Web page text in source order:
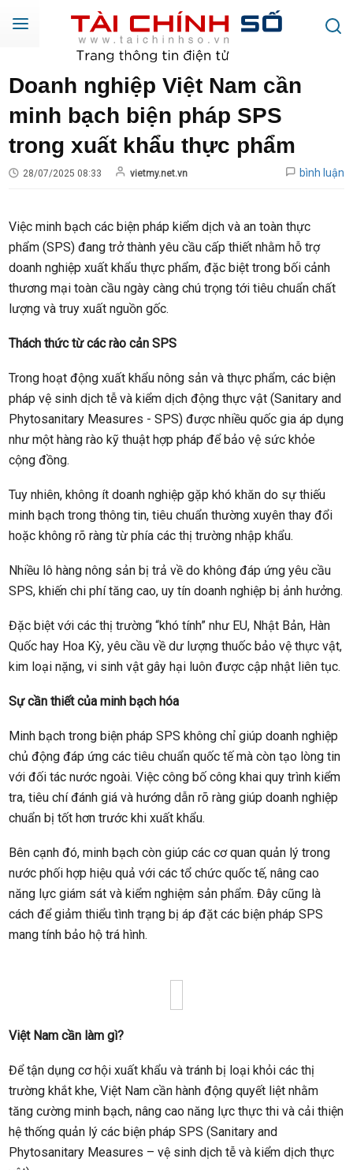
Doanh nghiệp Việt Nam cần
minh bạch biện pháp SPS
trong xuất khẩu thực phẩm
28/07/2025 08:33 vietmy.net.vn bình luận
Việc minh bạch các biện pháp kiểm dịch và an toàn thực
phẩm (SPS) đang trở thành yêu cầu cấp thiết nhằm hỗ trợ
doanh nghiệp xuất khẩu thực phẩm, đặc biệt trong bối cảnh
thương mại toàn cầu ngày càng chú trọng tới tiêu chuẩn chất
lượng và truy xuất nguồn gốc.
Thách thức từ các rào cản SPS
Trong hoạt động xuất khẩu nông sản và thực phẩm, các biện
pháp vệ sinh dịch tễ và kiểm dịch động thực vật (Sanitary and
Phytosanitary Measures - SPS) được nhiều quốc gia áp dụng
như một hàng rào kỹ thuật hợp pháp để bảo vệ sức khỏe
cộng đồng.
Tuy nhiên, không ít doanh nghiệp gặp khó khăn do sự thiếu
minh bạch trong thông tin, tiêu chuẩn thường xuyên thay đổi
hoặc không rõ ràng từ phía các thị trường nhập khẩu.
Nhiều lô hàng nông sản bị trả về do không đáp ứng yêu cầu
SPS, khiến chi phí tăng cao, uy tín doanh nghiệp bị ảnh hưởng.
Đặc biệt với các thị trường “khó tính” như EU, Nhật Bản, Hàn
Quốc hay Hoa Kỳ, yêu cầu về dư lượng thuốc bảo vệ thực vật,
kim loại nặng, vi sinh vật gây hại luôn được cập nhật liên tục.
Sự cần thiết của minh bạch hóa
Minh bạch trong biện pháp SPS không chỉ giúp doanh nghiệp
chủ động đáp ứng các tiêu chuẩn quốc tế mà còn tạo lòng tin
với đối tác nước ngoài. Việc công bố công khai quy trình kiểm
tra, tiêu chí đánh giá và hướng dẫn rõ ràng giúp doanh nghiệp
chuẩn bị tốt hơn trước khi xuất khẩu.
Bên cạnh đó, minh bạch còn giúp các cơ quan quản lý trong
nước phối hợp hiệu quả với các tổ chức quốc tế, nâng cao
năng lực giám sát và kiểm nghiệm sản phẩm. Đây cũng là
cách để giảm thiểu tình trạng bị áp đặt các biện pháp SPS
mang tính bảo hộ trá hình.
Việt Nam cần làm gì?
Để tận dụng cơ hội xuất khẩu và tránh bị loại khỏi các thị
trường khắt khe, Việt Nam cần hành động quyết liệt nhằm
tăng cường minh bạch, nâng cao năng lực thực thi và cải thiện
hệ thống quản lý các biện pháp SPS (Sanitary and
Phytosanitary Measures – vệ sinh dịch tễ và kiểm dịch thực